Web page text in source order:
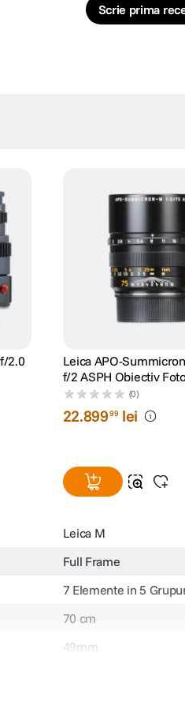
Scrie prima
2.0
Leica APO-
f/2 ASPH Obiectiv
Rangefinder(0)
22.89999 lei
Leica M
Full Frame
7 Elemente in 5
70 cm
49mm